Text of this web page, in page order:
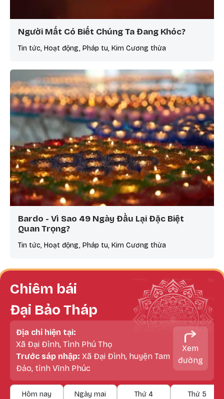
Người Mất Có Biết Chúng Ta Đang Khóc?
Tin tức, Hoạt động, Pháp tu, Kim Cương thừa
Bardo - Vì Sao 49 Ngày Đầu Lại Đặc Biệt
Quan Trọng?
Tin tức, Hoạt động, Pháp tu, Kim Cương thừa
Chiêm bái
Đại Bảo Tháp
Địa chỉ hiện tại:
Xã Đại Đình, Tình Phú Thọ
Trước sáp nhập: Xã Đại Đình, huyện Tam
Đảo, tỉnh Vĩnh Phúc
Xem
đường
Hôm nay
Ngày mai
Thứ 4
Thứ 5